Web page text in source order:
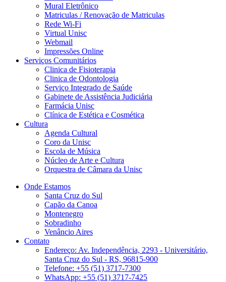
Mural Eletrônico
Matriculas / Renovação de Matriculas
Rede Wi-Fi
Virtual Unisc
Webmail
Impressões Online
Serviços Comunitários
Clinica de Fisioterapia
Clinica de Odontologia
Serviço Integrado de Saúde
Gabinete de Assistência Judiciária
Farmácia Unisc
Clínica de Estética e Cosmética
Cultura
Agenda Cultural
Coro da Unisc
Escola de Música
Núcleo de Arte e Cultura
Orquestra de Câmara da Unisc
Onde Estamos
Santa Cruz do Sul
Capão da Canoa
Montenegro
Sobradinho
Venâncio Aires
Contato
Endereço: Av. Independência, 2293 - Universitário,
Santa Cruz do Sul - RS, 96815-900
Telefone: +55 (51) 3717-7300
WhatsApp: +55 (51) 3717-7425